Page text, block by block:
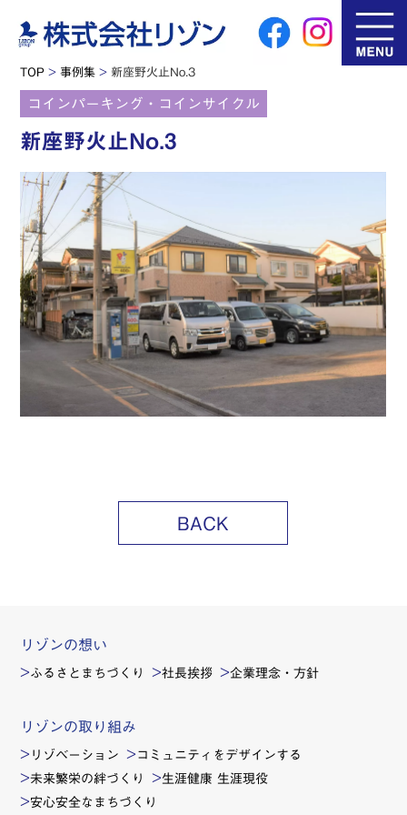
TOP > 事例集 > 新座野火止No.3
コインパーキング・コインサイクル
新座野火止No.3
BACK
リゾンの想い
ふるさとまちづくり 社長挨拶 企業理念・方針
リゾンの取り組み
リゾベーション コミュニティをデザインする
未来繁栄の絆づくり 生涯健康 生涯現役
安心安全なまちづくり